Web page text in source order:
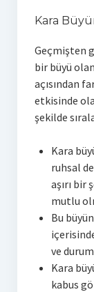
Kara
Geçmişten
bir büyü
açısından
etkisinde
şekilde
Kara
ruhsal
aşırı bir
mutlu
Bu
ve
Kara
kabus